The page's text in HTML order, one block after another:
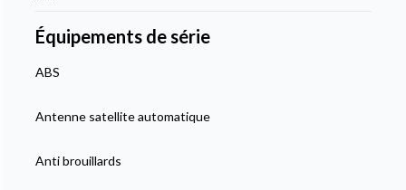
Équipements de série
ABS
Antenne satellite automatique
Anti brouillards